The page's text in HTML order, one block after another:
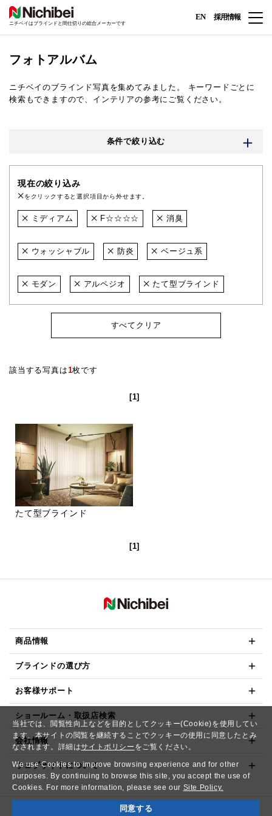
当社では、閲覧性向上などを目的としてクッキー(Cookie)を使用してい
ます。本サイトの閲覧を継続することでクッキーの使用に同意したとみ
なされます。詳細はサイトポリシー をご覧ください。
We use Cookies to improve browsing experience and for other
purposes. By continuing to browse this site, you accept the use of
Cookies. For more information, please see our Site Policy.
同意する
ニチベイはブラインドと間仕切りの総合メーカーです
EN 採用情報
フォトアルバム
ニチベイのブラインド写真を集めてみました。
キーワードごとに
検索もできますので、インテリアの参考にご覧ください。
条件で絞り込む
現在の絞り込み
をクリックすると選択項目から外せます。
ミディアム F☆☆☆☆ 消臭
ウォッシャブル 防炎 ベージュ系
モダン アルペジオ たて型ブラインド
すべてクリア
該当する写真は1枚です
[1]
たて型ブラインド
[1]
商品情報
ブラインドの選び方
お客様サポート
ショールーム・取扱店検索
会社情報
ウェブサイトについて
Copyright© NICHIBEI CO.,LTD. All Rights Reserved.